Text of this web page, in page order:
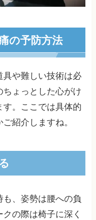
の予防方法
具や難しい技術は必
ょっとした心がけ
。ここでは具体的
紹介しますね。
、姿勢は腰への負
の際は椅子に深く